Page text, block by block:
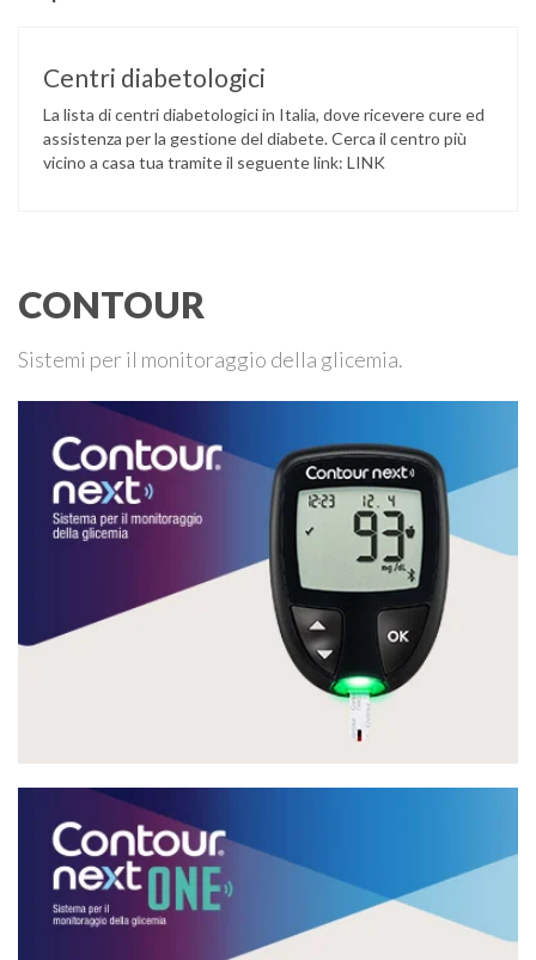
Centri diabetologici
La lista di centri diabetologici in Italia, dove ricevere cure ed
assistenza per la gestione del diabete. Cerca il centro più
vicino a casa tua tramite il seguente link: LINK
CONTOUR
Sistemi per il monitoraggio della glicemia.